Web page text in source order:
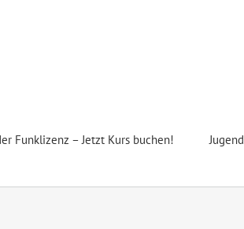
Funklizenz – Jetzt Kurs buchen! Jugend